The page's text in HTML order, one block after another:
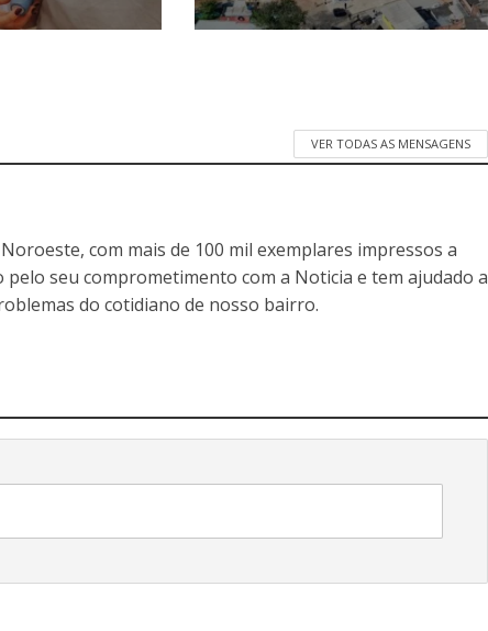
VER TODAS AS MENSAGENS
com mais de 100 mil exemplares impressos a
seu comprometimento com a Noticia e tem ajudado a
do cotidiano de nosso bairro.